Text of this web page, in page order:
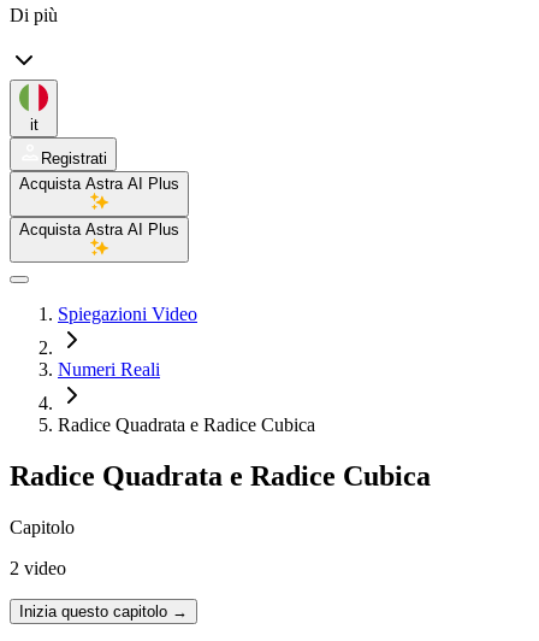
Di più
it
Registrati
Acquista Astra AI Plus
Acquista Astra AI Plus
Spiegazioni Video
Numeri Reali
Radice Quadrata e Radice Cubica
Radice Quadrata e Radice Cubica
Capitolo
2 video
Inizia questo capitolo →